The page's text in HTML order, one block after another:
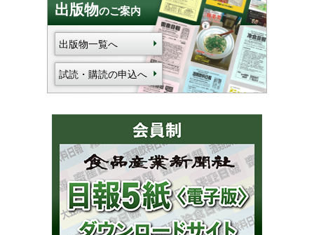
出版物のご案内
出版物一覧へ
試読・購読の申込へ